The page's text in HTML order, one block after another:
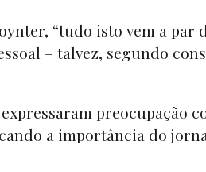
“tudo isto vem a par
– talvez, segundo
preocupação
a importância do